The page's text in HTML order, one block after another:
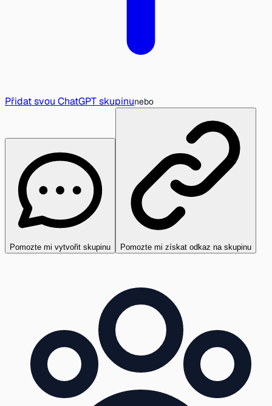
Přidat svou ChatGPT skupinunebo
Pomozte mi vytvořit skupinu Pomozte mi získat odkaz na skupinu